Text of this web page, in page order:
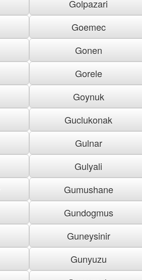
Golpazari
Goemec
Gonen
Gorele
Goynuk
Guclukonak
Gulnar
Gulyali
Gumushane
Gundogmus
Guneysinir
Gunyuzu